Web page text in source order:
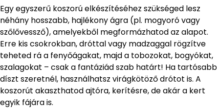
Egy egyszerű koszorú elkészítéséhez szükséged lesz
néhány hosszabb, hajlékony ágra (pl. mogyoró vagy
szőlővessző), amelyekből megformázhatod az alapot.
Erre kis csokrokban, dróttal vagy madzaggal rögzítve
teheted rá a fenyőágakat, majd a tobozokat, bogyókat,
szalagokat – csak a fantáziád szab határt! Ha tartósabb
díszt szeretnél, használhatsz virágkötöző drótot is. A
koszorút akaszthatod ajtóra, kerítésre, de akár a kert
egyik fájára is.